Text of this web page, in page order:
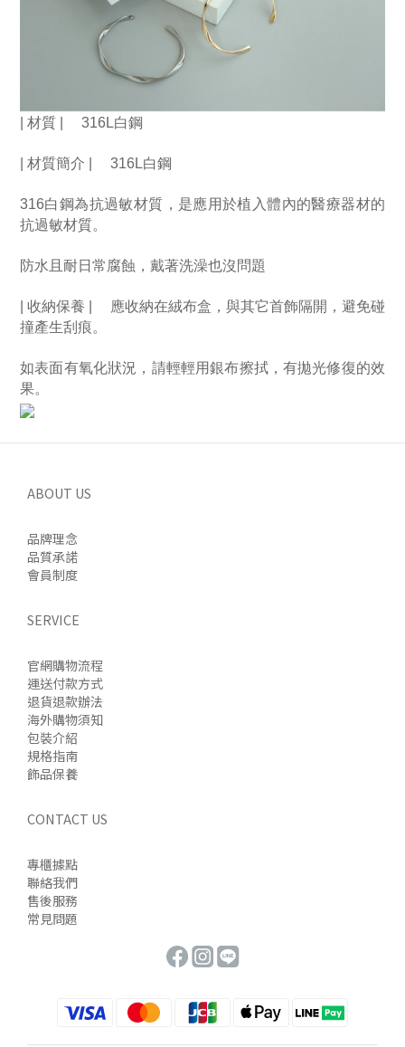
| 材質 | 　316L白鋼
| 材質簡介 | 　316L白鋼
316白鋼為抗過敏材質，是應用於植入體內的醫療器材的
抗過敏材質。
防水且耐日常腐蝕，戴著洗澡也沒問題
| 收納保養 | 　應收納在絨布盒，與其它首飾隔開，避免碰
撞產生刮痕。
如表面有氧化狀況，請輕輕用銀布擦拭，有拋光修復的效
果。
ABOUT US
品牌理念
品質承諾
會員制度
SERVICE
官網購物流程
運送付款方式
退貨退款辦法
海外購物須知
包裝介紹
規格指南
飾品保養
CONTACT US
專櫃據點
聯絡我們
售後服務
常見問題